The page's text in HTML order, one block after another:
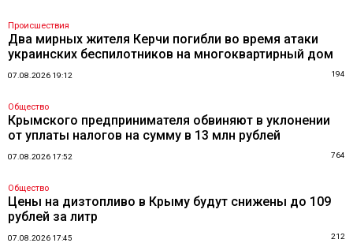
Происшествия
Два мирных жителя Керчи погибли во время атаки
украинских беспилотников на многоквартирный дом
07.08.2026 19:12 194
Общество
Крымского предпринимателя обвиняют в уклонении
от уплаты налогов на сумму в 13 млн рублей
07.08.2026 17:52 764
Общество
Цены на дизтопливо в Крыму будут снижены до 109
рублей за литр
07.08.2026 17:45 212